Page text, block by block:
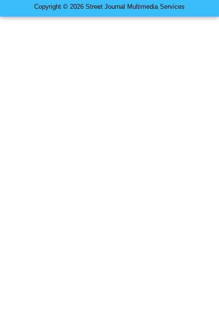
Copyright © 2026 Street Journal Multimedia Services